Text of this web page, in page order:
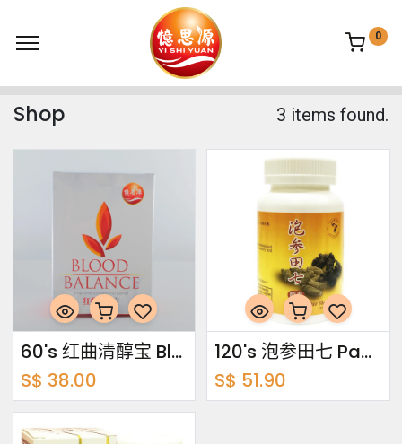
0
Shop 3 items found.
60's 红曲清醇宝 Blood Balance
S$ 38.00
120's 泡参田七 Pao Shen Tian Qi
S$ 51.90